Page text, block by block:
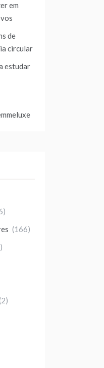
em
de
circular
estudar
(166)